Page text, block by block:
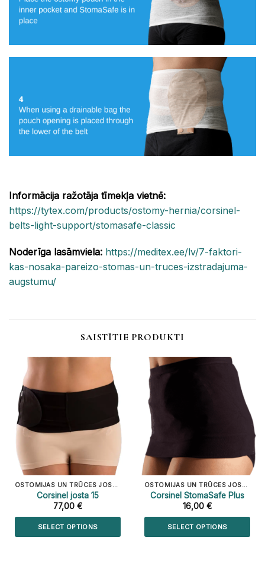
Informācija ražotāja tīmekļa vietnē:
https://tytex.com/products/ostomy-hernia/corsinel-
belts-light-support/stomasafe-classic
Noderīga lasāmviela: https://meditex.ee/lv/7-faktori-
kas-nosaka-pareizo-stomas-un-truces-izstradajuma-
augstumu/
SAISTĪTIE PRODUKTI
OSTOMIJAS UN TRŪCES JOSTAS UN APSĒJI
Corsinel josta 15
77,00 €
SELECT OPTIONS
OSTOMIJAS UN TRŪCES JOSTAS UN APSĒJI
Corsinel StomaSafe Plus
16,00 €
SELECT OPTIONS